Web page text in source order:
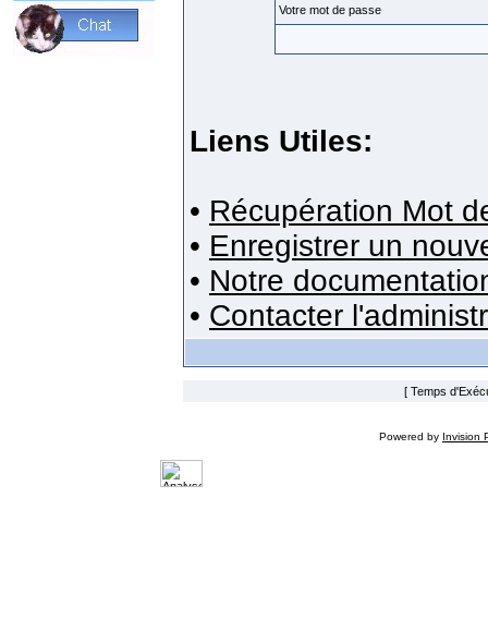
Votre mot de passe
Liens Utiles:
• Récupération Mot
• Enregistrer un
• Notre
• Contacter
[ Temps
Powered by Invision